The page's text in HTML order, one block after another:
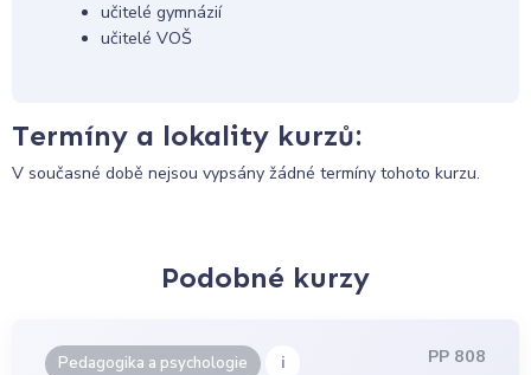
učitelé gymnázií
učitelé VOŠ
Termíny a lokality kurzů:
V současné době nejsou vypsány žádné termíny tohoto kurzu.
Podobné kurzy
Pedagogika a psychologie i PP 808